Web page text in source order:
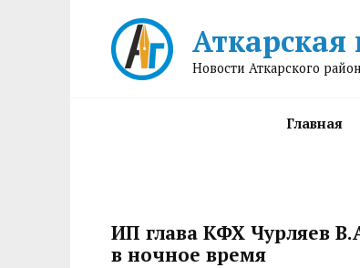
Аткарская
Новости Аткарского
Главная
ИП глава КФХ Чурляев
в ночное время